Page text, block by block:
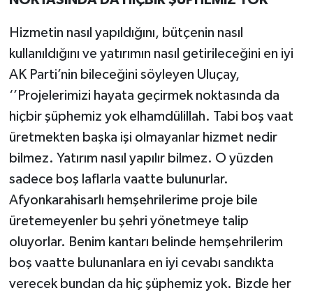
Hizmetin nasıl yapıldığını, bütçenin nasıl
kullanıldığını ve yatırımın nasıl getirileceğini en iyi
AK Parti’nin bileceğini söyleyen Uluçay,
‘’Projelerimizi hayata geçirmek noktasında da
hiçbir şüphemiz yok elhamdülillah. Tabi boş vaat
üretmekten başka işi olmayanlar hizmet nedir
bilmez. Yatırım nasıl yapılır bilmez. O yüzden
sadece boş laflarla vaatte bulunurlar.
Afyonkarahisarlı hemşehrilerime proje bile
üretemeyenler bu şehri yönetmeye talip
oluyorlar. Benim kantarı belinde hemşehrilerim
boş vaatte bulunanlara en iyi cevabı sandıkta
verecek bundan da hiç şüphemiz yok. Bizde her